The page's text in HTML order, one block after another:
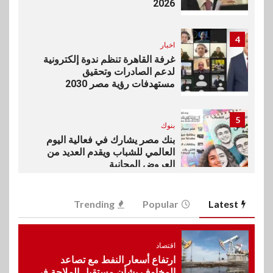
2026
4
اخبار
غرفة القاهرة تنظم ندوة إلكترونية
لدعم الصادرات وتحقيق
مستهدفات رؤية مصر 2030
5
بنوك
بنك مصر يشارك في فعالية اليوم
العالمي للشباب ويقدم العديد من
العروض المجانية
6
بنوك
بنك QNB مصر يعزز جاهزية
للنمو والتوسع
Latest
Popular
Trending
اقتصاد
ارتفاع أسعار النفط مع تصاعد